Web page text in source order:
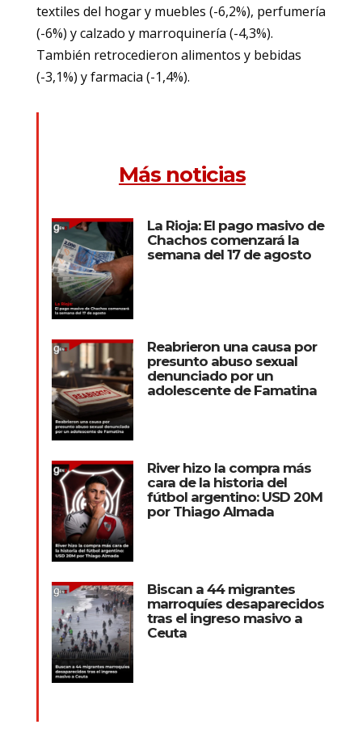
textiles del hogar y muebles (-6,2%), perfumería
(-6%) y calzado y marroquinería (-4,3%).
También retrocedieron alimentos y bebidas
(-3,1%) y farmacia (-1,4%).
Más noticias
La Rioja: El pago masivo de
Chachos comenzará la
semana del 17 de agosto
Reabrieron una causa por
presunto abuso sexual
denunciado por un
adolescente de Famatina
River hizo la compra más
cara de la historia del
fútbol argentino: USD 20M
por Thiago Almada
Biscan a 44 migrantes
marroquíes desaparecidos
tras el ingreso masivo a
Ceuta